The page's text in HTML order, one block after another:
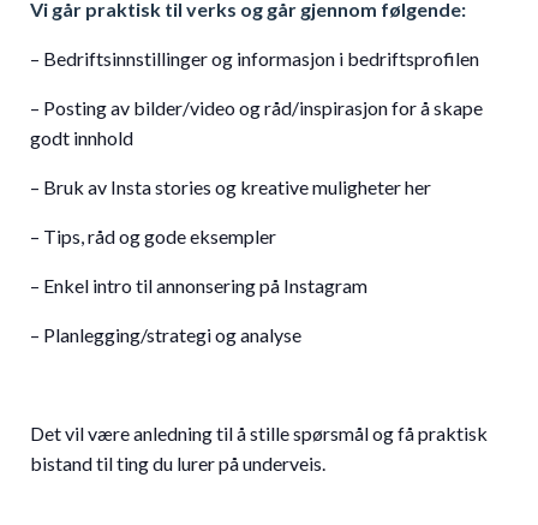
Vi går praktisk til verks og går gjennom følgende:
– Bedriftsinnstillinger og informasjon i bedriftsprofilen
– Posting av bilder/video og råd/inspirasjon for å skape
godt innhold
– Bruk av Insta stories og kreative muligheter her
– Tips, råd og gode eksempler
– Enkel intro til annonsering på Instagram
– Planlegging/strategi og analyse
Det vil være anledning til å stille spørsmål og få praktisk
bistand til ting du lurer på underveis.